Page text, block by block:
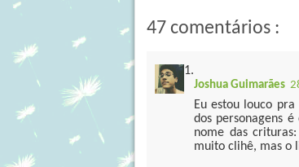
47 comentários :
Joshua Guimarães
Eu estou louco
dos personagens
nome das
muito clihê, mas o